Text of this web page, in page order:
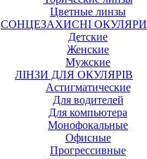
Цветные линзы
СОНЦЕЗАХИСНІ ОКУЛЯРИ
Детские
Женские
Мужские
ЛІНЗИ ДЛЯ ОКУЛЯРІВ
Астигматические
Для водителей
Для компьютера
Монофокальные
Офисные
Прогрессивные